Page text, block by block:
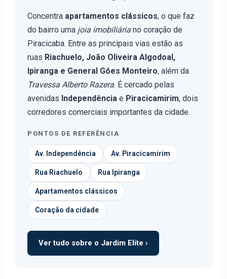
Concentra apartamentos clássicos, o que faz
do bairro uma joia imobiliária no coração de
Piracicaba. Entre as principais vias estão as
ruas Riachuelo, João Oliveira Algodoal,
Ipiranga e General Góes Monteiro, além da
Travessa Alberto Razera. É cercado pelas
avenidas Independência e Piracicamirim, dois
corredores comerciais importantes da cidade.
PONTOS DE REFERÊNCIA
Av. Independência Av. Piracicamirim
Rua Riachuelo Rua Ipiranga
Apartamentos clássicos
Coração da cidade
Ver tudo sobre o Jardim Elite ›